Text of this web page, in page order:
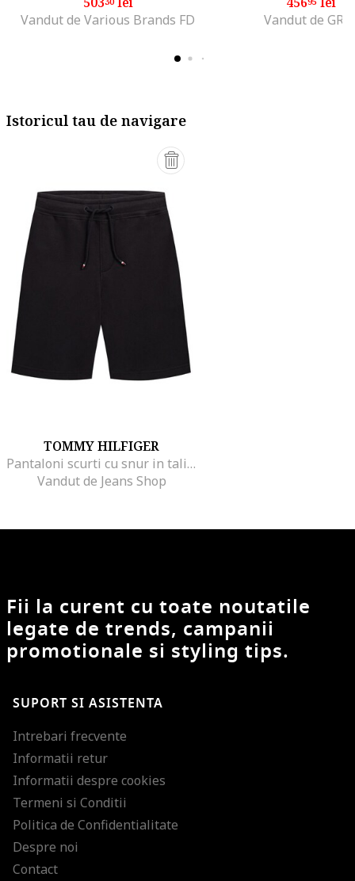
Vandut de Various Brands FD
Vandut de
Istoricul tau de navigare
TOMMY HILFIGER
Pantaloni scurti cu snur in talie,
Vandut de Jeans Shop
Fii la curent cu toate noutatile
legate de trends, campanii
promotionale si styling tips.
SUPORT SI ASISTENTA
Intrebari frecvente
Informatii retur
Informatii despre cookies
Termeni si Conditii
Politica de Confidentialitate
Despre noi
Contact